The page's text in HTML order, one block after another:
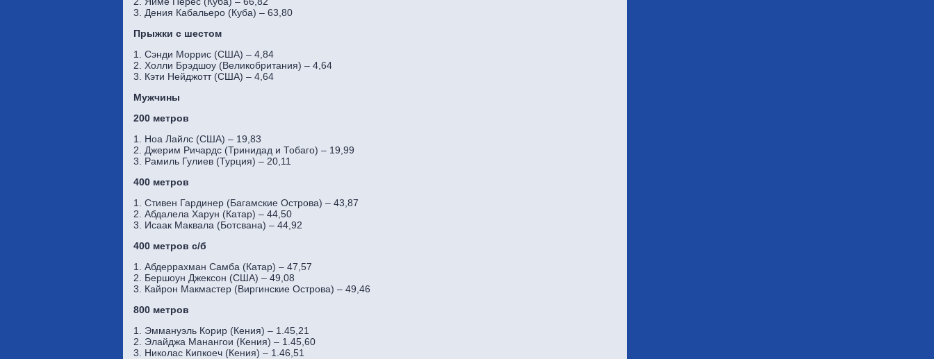
3. Дения Кабальеро (Куба) – 63,80
Прыжки с шестом
1. Сэнди Моррис (США) – 4,84
2. Холли Брэдшоу (Великобритания) – 4,64
3. Кэти Нейджотт (США) – 4,64
Мужчины
200 метров
1. Ноа Лайлс (США) – 19,83
2. Джерим Ричардс (Тринидад и Тобаго) – 19,99
3. Рамиль Гулиев (Турция) – 20,11
400 метров
1. Стивен Гардинер (Багамские Острова) – 43,87
2. Абдалела Харун (Катар) – 44,50
3. Исаак Маквала (Ботсвана) – 44,92
400 метров с/б
1. Абдеррахман Самба (Катар) – 47,57
2. Бершоун Джексон (США) – 49,08
3. Кайрон Макмастер (Виргинские Острова) – 49,46
800 метров
1. Эммануэль Корир (Кения) – 1.45,21
2. Элайджа Манангои (Кения) – 1.45,60
3. Николас Кипкоеч (Кения) – 1.46,51